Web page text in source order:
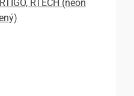
RTECH (neon